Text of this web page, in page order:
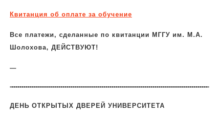
Квитанция об оплате за обучение
Все платежи, сделанные по квитанции МГГУ им. М.А.
Шолохова, ДЕЙСТВУЮТ!
—
ДЕНЬ ОТКРЫТЫХ ДВЕРЕЙ УНИВЕРСИТЕТА